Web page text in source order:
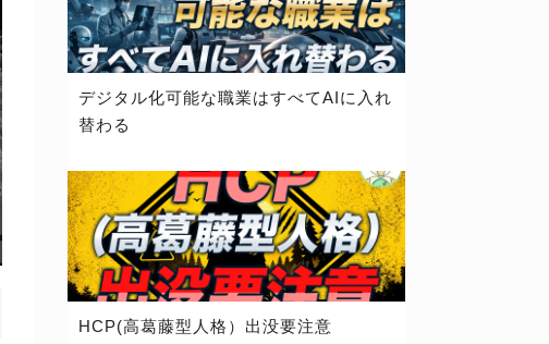
デジタル化可能な職業はすべてAIに入れ
替わる
HCP(高葛藤型人格）出没要注意